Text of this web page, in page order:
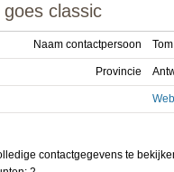
goes classic
Naam contactpersoon
Provincie
contactgegevens te